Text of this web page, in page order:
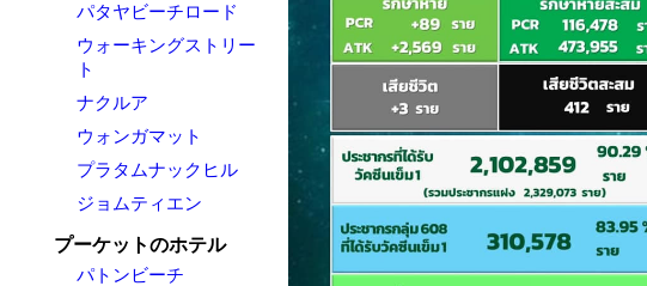
パタヤビーチロード
ウォーキングストリー
ト
ナクルア
ウォンガマット
プラタムナックヒル
ジョムティエン
プーケットのホテル
パトンビーチ